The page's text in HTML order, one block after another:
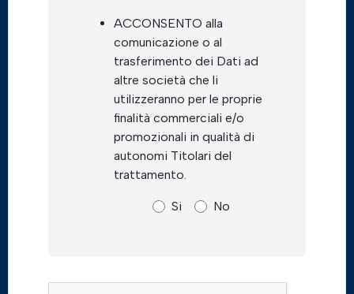
ACCONSENTO alla
comunicazione o al
trasferimento dei Dati ad
altre società che li
utilizzeranno per le proprie
finalità commerciali e/o
promozionali in qualità di
autonomi Titolari del
trattamento.
Si No